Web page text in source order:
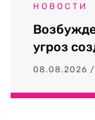
НОВОСТИ
угроз
08.08.2026 /